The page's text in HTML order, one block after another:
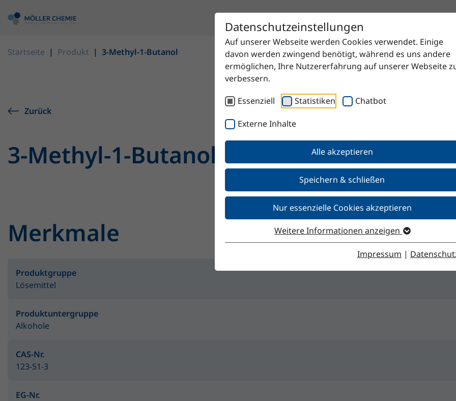
Datenschutzeinstellungen
Auf unserer Webseite werden Cookies verwendet. Einige
davon werden zwingend benötigt, während es uns andere
ermöglichen, Ihre Nutzererfahrung auf unserer Webseite
verbessern.
Essenziell
Statistiken Chatbot
Externe Inhalte
Alle akzeptieren
Speichern & schließen
Nur essenzielle Cookies akzeptieren
Weitere Informationen anzeigen
Impressum |
Startseite Produkt 3-Methyl-1-Butanol
Zurück
3-Methyl-1-Butanol
Merkmale
Produktgruppe
Lösemittel
Produktuntergruppe
Alkohole
CAS-Nr.
123-51-3
EG-Nr.